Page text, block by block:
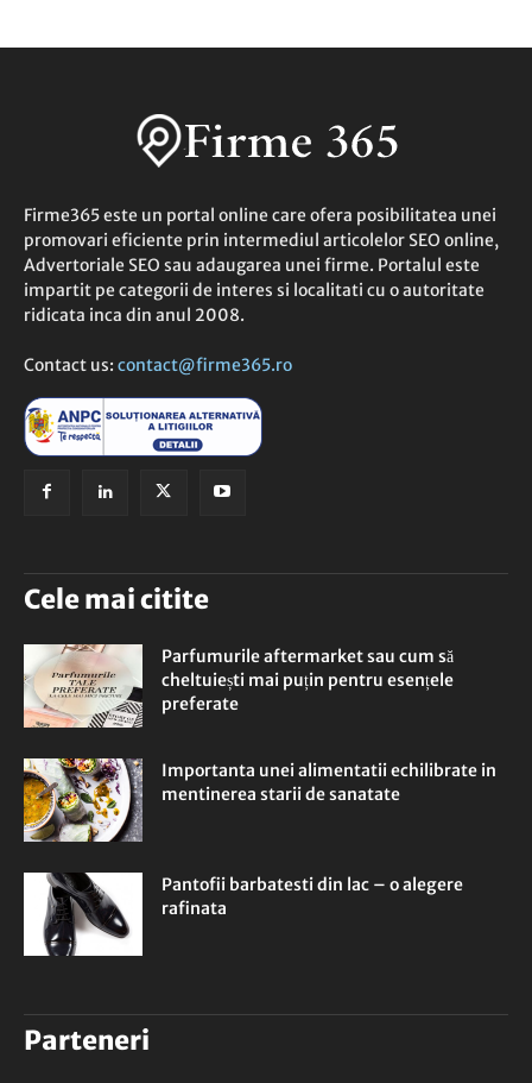
Firme365 este un portal online care ofera posibilitatea unei
promovari eficiente prin intermediul articolelor SEO online,
Advertoriale SEO sau adaugarea unei firme. Portalul este
impartit pe categorii de interes si localitati cu o autoritate
ridicata inca din anul 2008.
Contact us: contact@firme365.ro
Cele mai citite
Parfumurile aftermarket sau cum să
cheltuiești mai puțin pentru esențele
preferate
Importanta unei alimentatii echilibrate in
mentinerea starii de sanatate
Pantofii barbatesti din lac – o alegere
rafinata
Parteneri